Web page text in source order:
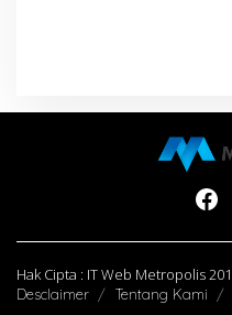
Hak Cipta : IT Web Metropolis
Desclaimer
Tentang Kami